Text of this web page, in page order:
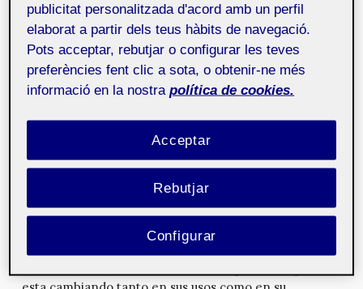
La imagen gigapixel 5 de desembre de
2014
Una gigapixel image es una imagen digital de mapa de
bits que se compone de más de un gigapixel. La
unión a modo de mosaico de un gran número de
capturas fotográficas de alta resolución en una sola
que las combina todas. Actualmente tienen especial
interés en numerosas disciplinas.
La postfotografía y Fontcuberta
publicitat personalitzada d'acord amb un perfil
elaborat a partir dels teus hàbits de navegació.
Pots acceptar, rebutjar o configurar les teves
preferències fent clic a sota, o obtenir-ne més
informació en la nostra política de cookies.
Rebutjar
Acceptar
Configurar